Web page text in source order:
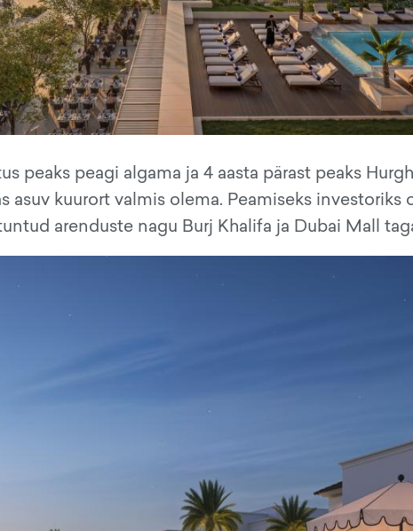
peaks peagi algama ja 4 aasta pärast peaks
asuv kuurort valmis olema. Peamiseks investoriks
arenduste nagu Burj Khalifa ja Dubai Mall